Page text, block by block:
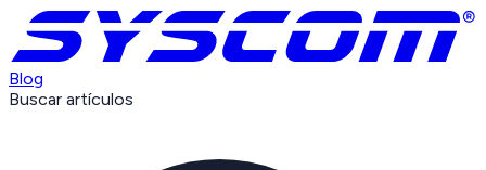
Blog
Buscar artículos